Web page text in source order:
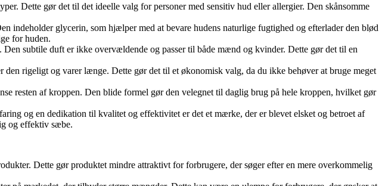
Dette gør det til det ideelle valg for personer med sensitiv hud eller allergier. Den skånsomme
indeholder glycerin, som hjælper med at bevare hudens naturlige fugtighed og efterlader den blød
for huden.
subtile duft er ikke overvældende og passer til både mænd og kvinder. Dette gør det til en
rigeligt og varer længe. Dette gør det til et økonomisk valg, da du ikke behøver at bruge meget
resten af kroppen. Den blide formel gør den velegnet til daglig brug på hele kroppen, hvilket gør
og en dedikation til kvalitet og effektivitet er det et mærke, der er blevet elsket og betroet af
og effektiv sæbe.
Dette gør produktet mindre attraktivt for forbrugere, der søger efter en mere overkommelig